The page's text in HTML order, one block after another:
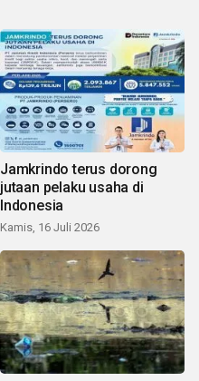
Jamkrindo terus dorong
jutaan pelaku usaha di
Indonesia
Kamis, 16 Juli 2026